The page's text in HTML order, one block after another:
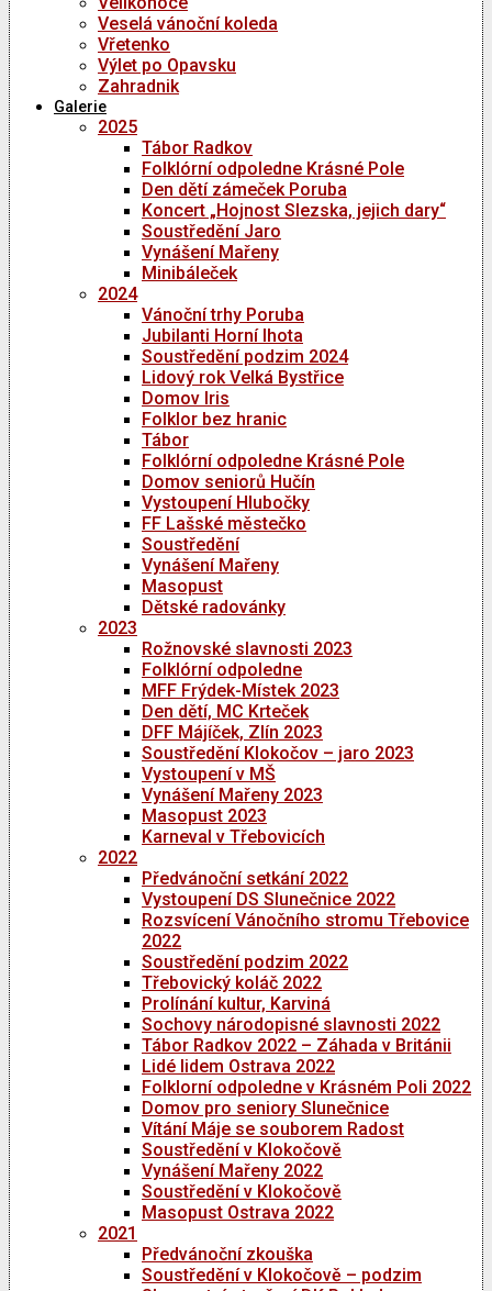
Veselá vánoční koleda
Vřetenko
Výlet po Opavsku
Zahradnik
Galerie
2025
Tábor Radkov
Folklórní odpoledne Krásné Pole
Den dětí zámeček Poruba
Koncert „Hojnost Slezska, jejich dary“
Soustředění Jaro
Vynášení Mařeny
Minibáleček
2024
Vánoční trhy Poruba
Jubilanti Horní lhota
Soustředění podzim 2024
Lidový rok Velká Bystřice
Domov Iris
Folklor bez hranic
Tábor
Folklórní odpoledne Krásné Pole
Domov seniorů Hučín
Vystoupení Hlubočky
FF Lašské městečko
Soustředění
Vynášení Mařeny
Masopust
Dětské radovánky
2023
Rožnovské slavnosti 2023
Folklórní odpoledne
MFF Frýdek-Místek 2023
Den dětí, MC Krteček
DFF Májíček, Zlín 2023
Soustředění Klokočov – jaro 2023
Vystoupení v MŠ
Vynášení Mařeny 2023
Masopust 2023
Karneval v Třebovicích
2022
Předvánoční setkání 2022
Vystoupení DS Slunečnice 2022
Rozsvícení Vánočního stromu Třebovice
2022
Soustředění podzim 2022
Třebovický koláč 2022
Prolínání kultur, Karviná
Sochovy národopisné slavnosti 2022
Tábor Radkov 2022 – Záhada v Británii
Lidé lidem Ostrava 2022
Folklorní odpoledne v Krásném Poli 2022
Domov pro seniory Slunečnice
Vítání Máje se souborem Radost
Soustředění v Klokočově
Vynášení Mařeny 2022
Soustředění v Klokočově
Masopust Ostrava 2022
2021
Předvánoční zkouška
Soustředění v Klokočově – podzim